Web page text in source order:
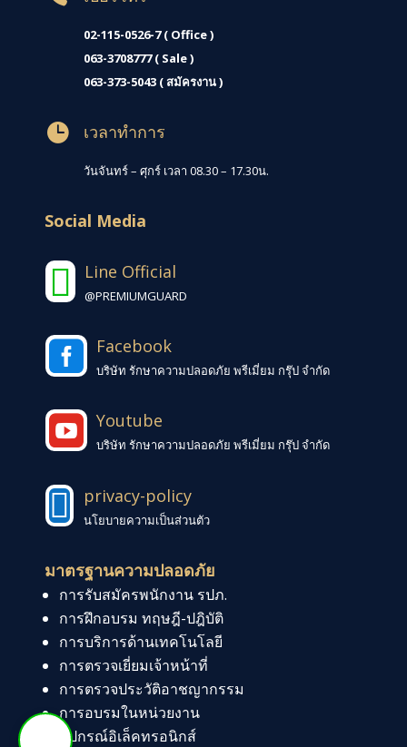
02-115-0526-7 ( Office )
063-3708777 ( Sale )
063-373-5043 ( สมัครงาน )
 เวลาทำการ
วันจันทร์ – ศุกร์ เวลา 08.30 – 17.30น.
Social Media
 Line Official
@PREMIUMGUARD
 Facebook
บริษัท รักษาความปลอดภัย พรีเมี่ยม กรุ๊ป จำกัด
 Youtube
บริษัท รักษาความปลอดภัย พรีเมี่ยม กรุ๊ป จำกัด
 privacy-policy
นโยบายความเป็นส่วนตัว
มาตรฐานความปลอดภัย
การรับสมัครพนักงาน รปภ.
การฝึกอบรม ทฤษฎี-ปฎิบัติ
การบริการด้านเทคโนโลยี
การตรวจเยี่ยมเจ้าหน้าที่
การตรวจประวัติอาชญากรรม
การอบรมในหน่วยงาน
อุปกรณ์อิเล็คทรอนิกส์